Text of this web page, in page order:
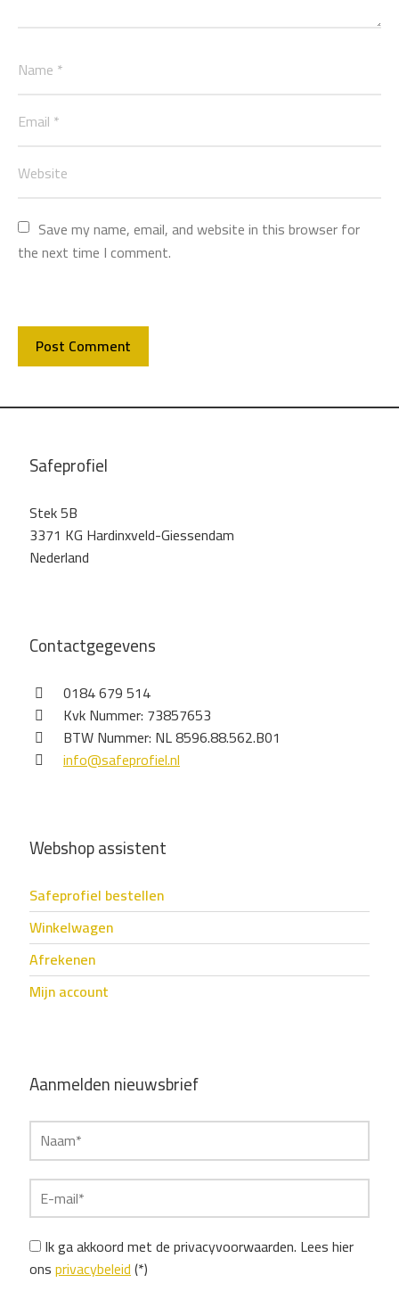
Save my name, email, and website in this browser for
the next time I comment.
Safeprofiel
Stek 5B
3371 KG Hardinxveld-Giessendam
Nederland
Contactgegevens
0184 679 514
Kvk Nummer: 73857653
BTW Nummer: NL 8596.88.562.B01
info@safeprofiel.nl
Webshop assistent
Safeprofiel bestellen
Winkelwagen
Afrekenen
Mijn account
Aanmelden nieuwsbrief
Ik ga akkoord met de privacyvoorwaarden. Lees hier
onsprivacybeleid(*)